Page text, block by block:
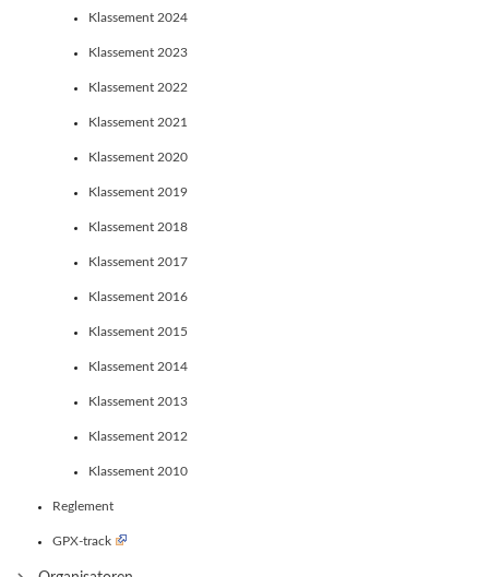
Klassement 2024
Klassement 2023
Klassement 2022
Klassement 2021
Klassement 2020
Klassement 2019
Klassement 2018
Klassement 2017
Klassement 2016
Klassement 2015
Klassement 2014
Klassement 2013
Klassement 2012
Klassement 2010
Reglement
GPX-track